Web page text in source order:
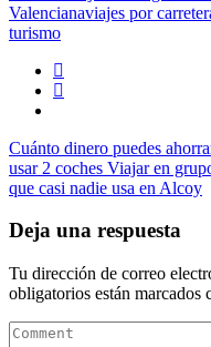
Valencianaviajes por
turismo
Cuánto dinero puedes
usar 2 coches Viajar en
que casi nadie usa en Alcoy
Deja una respuesta
Tu dirección de correo
obligatorios están marcados